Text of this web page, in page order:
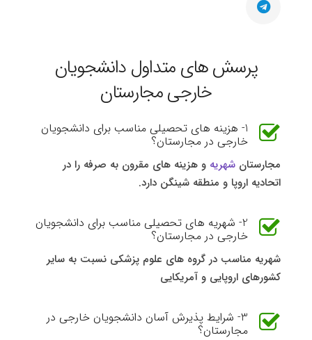
پرسش های متداول دانشجویان
خارجی مجارستان
1- هزینه های تحصیلی مناسب برای دانشجویان
خارجی در مجارستان؟
مجارستان شهریه و هزینه های مقرون به صرفه را در
اتحادیه اروپا و منطقه شینگن دارد.
2- شهریه های تحصیلی مناسب برای دانشجویان
خارجی در مجارستان؟
شهریه مناسب در گروه های علوم پزشکی نسبت به سایر
کشورهای اروپایی و آمریکایی
3- شرایط پذیرش آسان دانشجویان خارجی در
مجارستان؟